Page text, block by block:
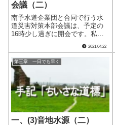
会議（二）
南予水道企業団と合同で行う水
道災害対策本部会議は、予定の
16時少し過ぎに開会です。私が
んどがメモスペースの進行表に
従って。 出席者は宇和島市水
道局からは局長と２名の課長、
南予水道企業団の事務局長と浄
水課長、松山市.....
2021.04.22
第三章 一日でも早く
一、(3)音地水源（二）